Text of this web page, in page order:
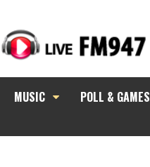
MUSIC POLL & GAMES